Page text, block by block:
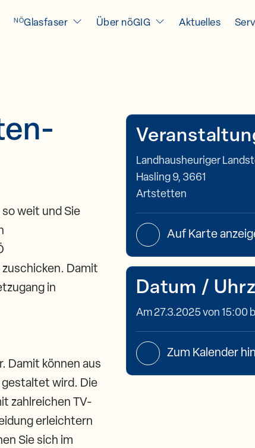
NÖGlasfaser Über nöGIG Aktuelles
weit und Sie
Damit
in
Damit können aus
gestaltet wird. Die
zahlreichen TV-
erleichtern
Sie sich im
Landhausheuriger
Hasling 9, 3661
Artstetten
Auf Karte
Datum /
Am 27.3.2025 von 15:00
Zum Kalender